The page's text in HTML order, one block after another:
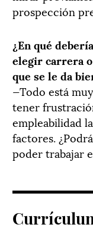
prospección
¿En qué
elegir carrera
que se le da
—Todo está
tener
empleabilidad
factores.
poder trabajar